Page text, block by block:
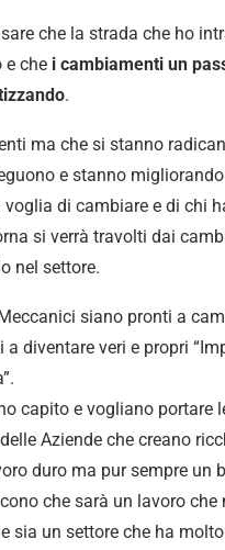
che la strada che ho
e che i cambiamenti un
.
ma che si stanno
e stanno
voglia di cambiare e di chi
si verrà travolti dai
nel settore.
siano pronti a
a diventare veri e propri
capito e vogliano portare
Aziende che creano
duro ma pur sempre un
che sarà un lavoro che
sia un settore che ha